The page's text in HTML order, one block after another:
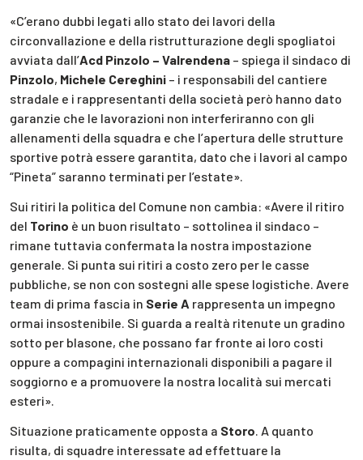
«C’erano dubbi legati allo stato dei lavori della
circonvallazione e della ristrutturazione degli spogliatoi
avviata dall’Acd Pinzolo – Valrendena – spiega il sindaco di
Pinzolo, Michele Cereghini – i responsabili del cantiere
stradale e i rappresentanti della società però hanno dato
garanzie che le lavorazioni non interferiranno con gli
allenamenti della squadra e che l’apertura delle strutture
sportive potrà essere garantita, dato che i lavori al campo
“Pineta” saranno terminati per l’estate».
Sui ritiri la politica del Comune non cambia: «Avere il ritiro
del Torino è un buon risultato – sottolinea il sindaco –
rimane tuttavia confermata la nostra impostazione
generale. Si punta sui ritiri a costo zero per le casse
pubbliche, se non con sostegni alle spese logistiche. Avere
team di prima fascia in Serie A rappresenta un impegno
ormai insostenibile. Si guarda a realtà ritenute un gradino
sotto per blasone, che possano far fronte ai loro costi
oppure a compagini internazionali disponibili a pagare il
soggiorno e a promuovere la nostra località sui mercati
esteri».
Situazione praticamente opposta a Storo . A quanto
risulta, di squadre interessate ad effettuare la